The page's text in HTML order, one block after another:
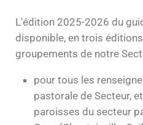
L'édition 2025-2026 du
disponible, en trois
groupements de notre
pour tous les
pastorale de Secteur,
paroisses du secteur